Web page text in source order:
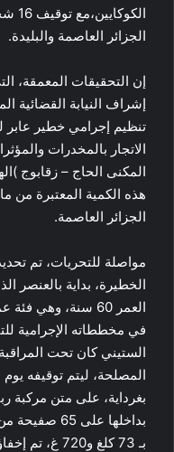
الجزائر العاصمة والبليدة.
إن التحقيقات المعمقة،
إشراف النيابة
تنظيم إجرامي خطير عابر
الاتجار بالمخدرات
المكنى الحاج – زقابوج
هذه الكمية المعتبرة من
الجزائر العاصمة.
مواصلة للتحريات، تم
الخطيرة، بداية بالعنصر
العمر 60 سنة، وهي
في مخططاته الإجرامية
بغرداية، على متن مركبة
بداخلها على
بـ 73 كلغ